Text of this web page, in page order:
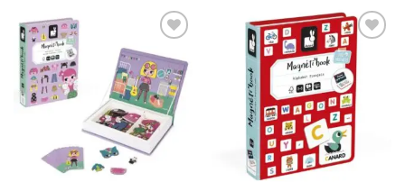
Ajouter
à la
liste
d’envies
Ajouter
à la
liste
d’envies